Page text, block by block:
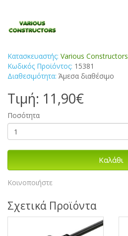
Κατασκευαστής: Various Constructors
Κωδικός Προϊόντος: 15381
Διαθεσιμότητα: Άμεσα διαθέσιμο
Τιμή: 11,90€
Ποσότητα
Καλάθι
Κοινοποιήστε
Σχετικά Προϊόντα